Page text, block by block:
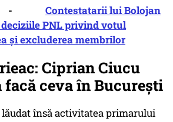
ȘI - Contestatarii lui Bolojan
PNL privind votul
și excluderea membrilor
Ciprian Ciucu
facă ceva în București
însă activitatea primarului